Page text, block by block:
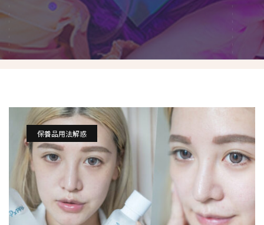
保養品用法解惑